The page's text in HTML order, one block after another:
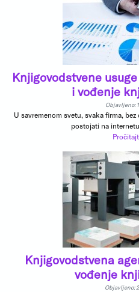
Knjigovodstvene
i vođenje
Objavljeno:
U savremenom svetu, svaka firma,
postojati na
Knjigovodstvena
vođenje
Objavljeno: